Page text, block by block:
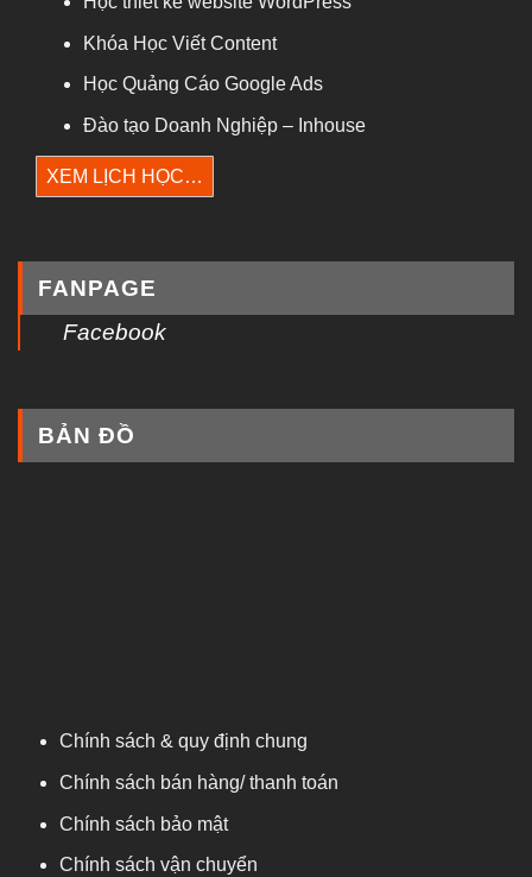
Khóa Học Viết Content
Học Quảng Cáo Google Ads
Đào tạo Doanh Nghiệp – Inhouse
XEM LỊCH HỌC…
FANPAGE
Facebook
BẢN ĐỒ
Chính sách & quy định chung
Chính sách bán hàng/ thanh toán
Chính sách bảo mật
Chính sách vận chuyển